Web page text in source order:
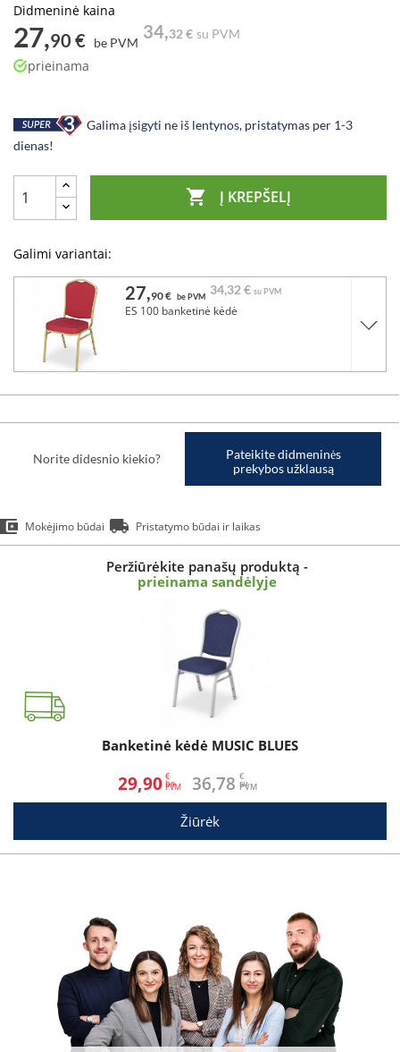
Didmeninė kaina
27,90 € be PVM
34,32 € su PVM
prieinama
Galima įsigyti ne iš lentynos, pristatymas per 1-3
dienas!
 Į KREPŠELĮ
Galimi variantai:
27,90 € be PVM 34,32 € su PVM
ES 100 banketinė kėdė
Norite didesnio kiekio?
Pateikite didmeninės
prekybos užklausą
Mokėjimo būdai Pristatymo būdai ir laikas
Peržiūrėkite panašų produktą -
prieinama sandėlyje
Banketinė kėdė MUSIC BLUES
29,90€
be PVM 36,78€
su PVM
Žiūrėk